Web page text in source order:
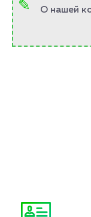
О нашей